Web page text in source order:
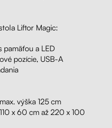
Liftor Magic:
pamäťou a LED
pozície, USB-A
výška 125 cm
x 60 cm až 220 x 100